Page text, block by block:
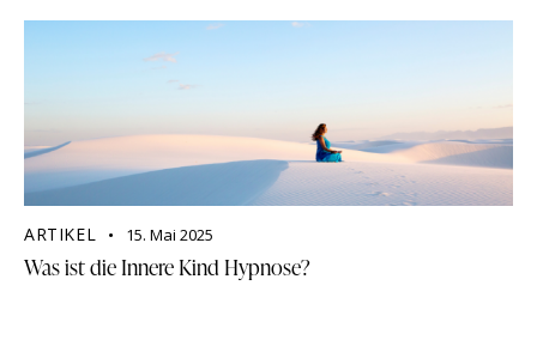
ARTIKEL 15. Mai 2025
Was ist die Innere Kind Hypnose?